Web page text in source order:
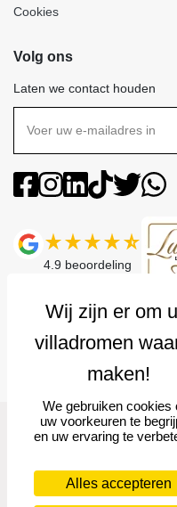
Cookies
Volg ons
Laten we contact houden
4.9 beoordeling
© 2026 Villa Finder. 10
We gebruiken cookies
uw voorkeuren te
en uw ervaring te
Alles accepteren